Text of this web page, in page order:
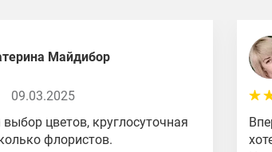
Майдибор
09.03.2025
цветов, круглосуточная
флористов.